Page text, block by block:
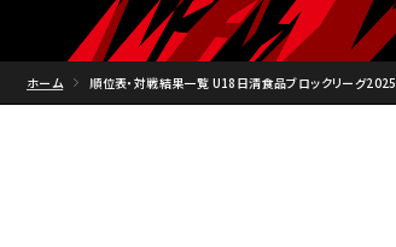
ホーム 順位表・対戦結果一覧 U18日清食品ブロックリーグ2025